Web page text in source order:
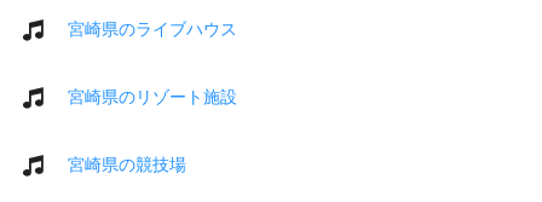
宮崎県のライブハウス
宮崎県のリゾート施設
宮崎県の競技場